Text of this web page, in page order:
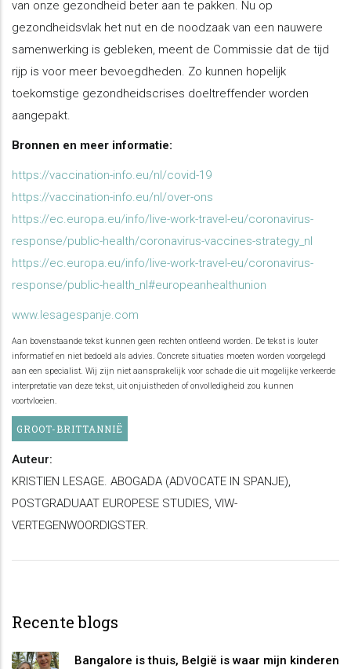
van onze gezondheid beter aan te pakken. Nu op
gezondheidsvlak het nut en de noodzaak van een nauwere
samenwerking is gebleken, meent de Commissie dat de tijd
rijp is voor meer bevoegdheden. Zo kunnen hopelijk
toekomstige gezondheidscrises doeltreffender worden
aangepakt.
Bronnen en meer informatie:
https://vaccination-info.eu/nl/covid-19
https://vaccination-info.eu/nl/over-ons
https://ec.europa.eu/info/live-work-travel-eu/coronavirus-
response/public-health/coronavirus-vaccines-strategy_nl
https://ec.europa.eu/info/live-work-travel-eu/coronavirus-
response/public-health_nl#europeanhealthunion
www.lesagespanje.com
Aan bovenstaande tekst kunnen geen rechten ontleend worden. De tekst is louter
informatief en niet bedoeld als advies. Concrete situaties moeten worden voorgelegd
aan een specialist. Wij zijn niet aansprakelijk voor schade die uit mogelijke verkeerde
interpretatie van deze tekst, uit onjuistheden of onvolledigheid zou kunnen
voortvloeien.
GROOT-BRITTANNIË
Auteur:
KRISTIEN LESAGE. ABOGADA (ADVOCATE IN SPANJE),
POSTGRADUAAT EUROPESE STUDIES, VIW-
VERTEGENWOORDIGSTER.
Recente blogs
Bangalore is thuis, België is waar mijn kinderen